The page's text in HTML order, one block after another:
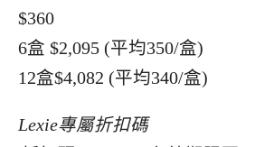
$360
6盒 $2,095 (平均350/盒)
12盒$4,082 (平均340/盒)
Lexie專屬折扣碼